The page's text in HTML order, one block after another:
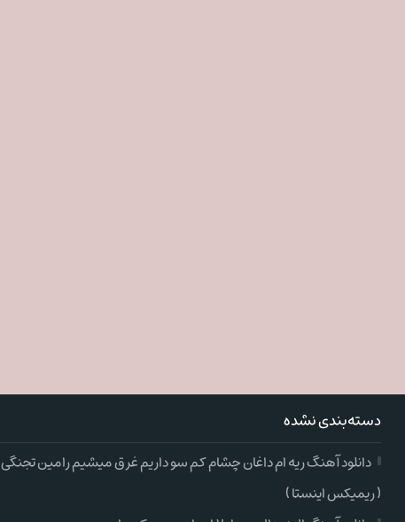
دسته‌بندی نشده
دانلود آهنگ ریه ام داغان چشام کم سو داریم غرق میشیم رامین تجنگی
( ریمیکس اینستا )